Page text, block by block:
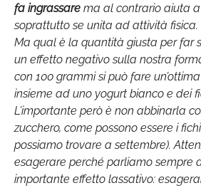
fa ingrassare ma al contrario aiuta a
soprattutto se unita ad attività fisica.
Ma qual è la quantità giusta per far
un effetto negativo sulla nostra
con 100 grammi si può fare
insieme ad uno yogurt bianco e dei
L’importante però è non abbinarla
zucchero, come possono essere i
possiamo trovare a settembre).
esagerare perché parliamo sempre
importante effetto lassativo: